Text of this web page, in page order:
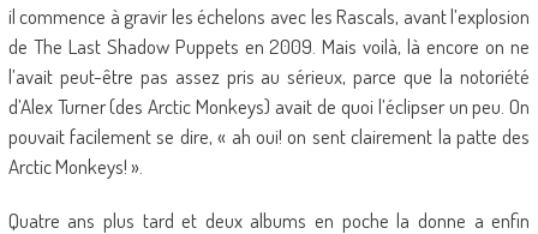
il commence à gravir les échelons avec les Rascals, avant l’explosion
de The Last Shadow Puppets en 2009. Mais voilà, là encore on ne
l’avait peut-être pas assez pris au sérieux, parce que la notoriété
d’Alex Turner (des Arctic Monkeys) avait de quoi l’éclipser un peu. On
pouvait facilement se dire, « ah oui! on sent clairement la patte des
Arctic Monkeys! ».
Quatre ans plus tard et deux albums en poche la donne a enfin